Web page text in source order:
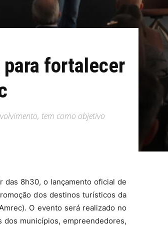
fortalecer
tem como objetivo
das 8h30, o lançamento oficial de
dos destinos turísticos da
O evento será realizado no
dos municípios, empreendedores,